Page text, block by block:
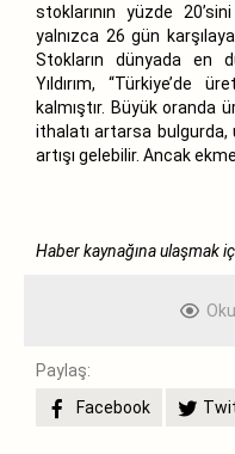
stoklarının yüzde
yalnızca 26 gün
Stokların dünyada en
Yıldırım, “Türkiye’de
kalmıştır. Büyük oranda
ithalatı artarsa
artışı gelebilir. Ancak
Haber kaynağına ulaşmak
Paylaş:
Facebook